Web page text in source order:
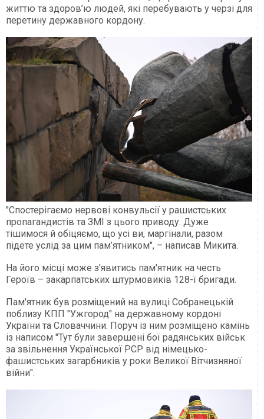
життю та здоров’ю людей, які перебувають у черзі для
перетину державного кордону.
"Спостерігаємо нервові конвульсії у рашистських
пропагандистів та ЗМІ з цього приводу. Дуже
тішимося й обіцяємо, що усі ви, маргінали, разом
підете услід за цим пам’ятником", – написав Микита.
На його місці може з'явитись пам'ятник на честь
Героїв – закарпатських штурмовиків 128-ї бригади.
Пам'ятник був розміщений на вулиці Собранецькій
поблизу КПП "Ужгород" на державному кордоні
України та Словаччини. Поруч із ним розміщено камінь
із написом "Тут були завершені бої радянських військ
за звільнення Української РСР від німецько-
фашистських загарбників у роки Великої Вітчизняної
війни".